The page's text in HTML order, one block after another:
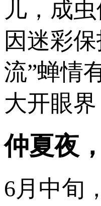
儿，成
因迷彩
流”蝉情
大开眼
仲夏夜
6月中旬